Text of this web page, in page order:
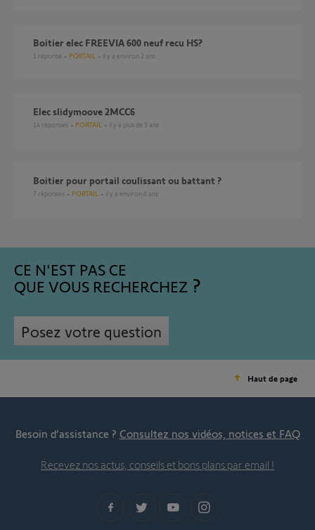
Boitier elec FREEVIA 600 neuf recu HS?
1 réponse PORTAIL il y a environ 2 ans
Elec slidymoove 2MCC6
14 réponses PORTAIL il y a plus de 5 ans
boitier pour portail coulissant ou battant ?
7 réponses PORTAIL il y a environ 6 ans
CE N'EST PAS CE
QUE VOUS RECHERCHEZ
Posez votre question
Haut de page
Besoin d’assistance ? Consultez nos vidéos, notices et FAQ
Recevez nos actus, conseils et bons plans par email !